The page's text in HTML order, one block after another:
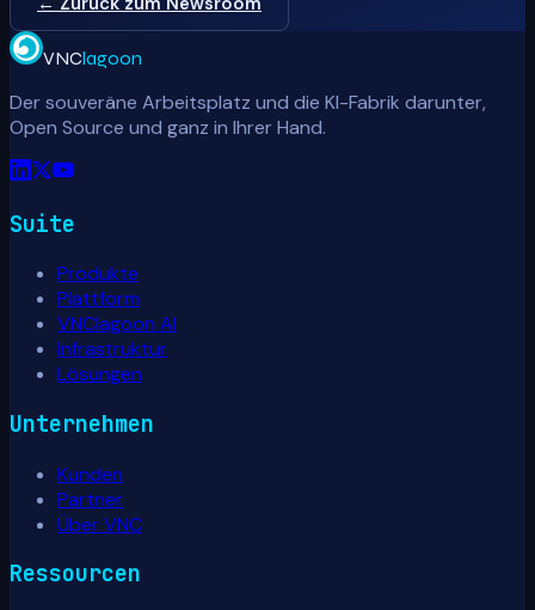
VNClagoon
Der souveräne Arbeitsplatz und die KI-Fabrik darunter,
Open Source und ganz in Ihrer Hand.
Suite
Produkte
Plattform
VNClagoon AI
Infrastruktur
Lösungen
Unternehmen
Kunden
Partner
Über VNC
Ressourcen